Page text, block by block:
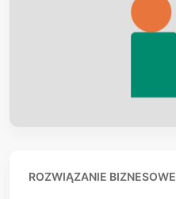
ROZWIĄZANIE BIZNESOWE